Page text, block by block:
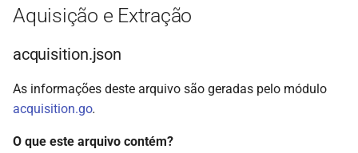
Comentários
Aquisição e Extração
acquisition.json
As informações deste arquivo são geradas pelo módulo
acquisition.go.
O que este arquivo contém?